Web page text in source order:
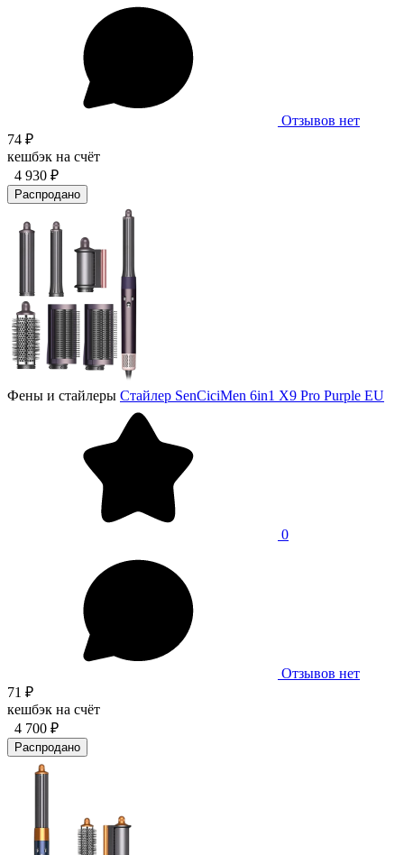
Отзывов нет
74 ₽
кешбэк на счёт
4 930 ₽
Распродано
Фены и стайлеры Стайлер SenCiciMen 6in1 X9 Pro Purple EU
0
Отзывов нет
71 ₽
кешбэк на счёт
4 700 ₽
Распродано